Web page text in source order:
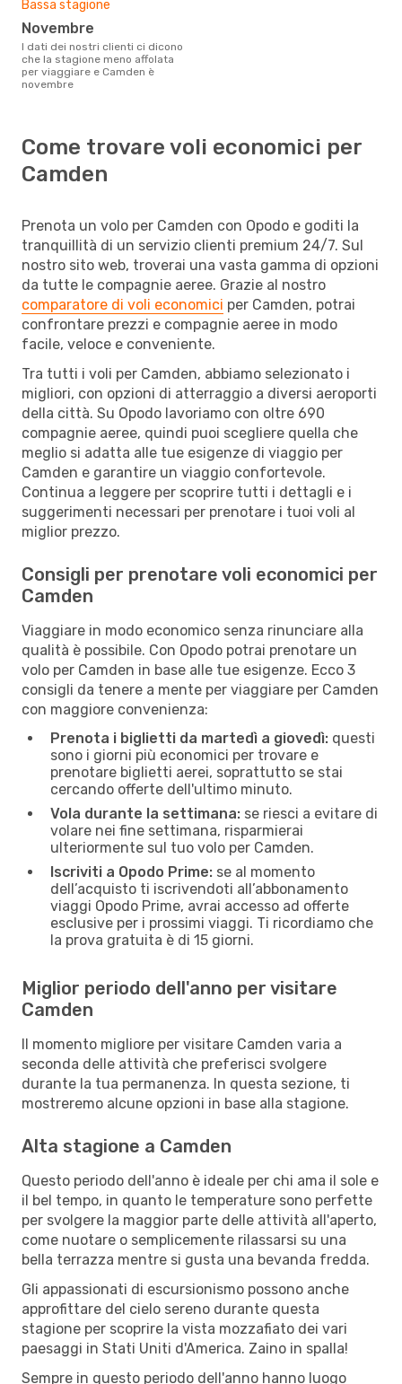
Bassa stagione
novembre
I dati dei nostri clienti ci dicono
che la stagione meno affolata
per viaggiare e Camden è
novembre
Come trovare voli economici per
Camden
Prenota un volo per Camden con Opodo e goditi la
tranquillità di un servizio clienti premium 24/7. Sul
nostro sito web, troverai una vasta gamma di opzioni
da tutte le compagnie aeree. Grazie al nostro
comparatore di voli economici per Camden, potrai
confrontare prezzi e compagnie aeree in modo
facile, veloce e conveniente.
Tra tutti i voli per Camden, abbiamo selezionato i
migliori, con opzioni di atterraggio a diversi aeroporti
della città. Su Opodo lavoriamo con oltre 690
compagnie aeree, quindi puoi scegliere quella che
meglio si adatta alle tue esigenze di viaggio per
Camden e garantire un viaggio confortevole.
Continua a leggere per scoprire tutti i dettagli e i
suggerimenti necessari per prenotare i tuoi voli al
miglior prezzo.
Consigli per prenotare voli economici per
Camden
Viaggiare in modo economico senza rinunciare alla
qualità è possibile. Con Opodo potrai prenotare un
volo per Camden in base alle tue esigenze. Ecco 3
consigli da tenere a mente per viaggiare per Camden
con maggiore convenienza:
Prenota i biglietti da martedì a giovedì: questi
sono i giorni più economici per trovare e
prenotare biglietti aerei, soprattutto se stai
cercando offerte dell'ultimo minuto.
Vola durante la settimana: se riesci a evitare di
volare nei fine settimana, risparmierai
ulteriormente sul tuo volo per Camden.
Iscriviti a Opodo Prime: se al momento
dell’acquisto ti iscrivendoti all’abbonamento
viaggi Opodo Prime, avrai accesso ad offerte
esclusive per i prossimi viaggi. Ti ricordiamo che
la prova gratuita è di 15 giorni.
Miglior periodo dell'anno per visitare
Camden
Il momento migliore per visitare Camden varia a
seconda delle attività che preferisci svolgere
durante la tua permanenza. In questa sezione, ti
mostreremo alcune opzioni in base alla stagione.
Alta stagione a Camden
Questo periodo dell'anno è ideale per chi ama il sole e
il bel tempo, in quanto le temperature sono perfette
per svolgere la maggior parte delle attività all'aperto,
come nuotare o semplicemente rilassarsi su una
bella terrazza mentre si gusta una bevanda fredda.
Gli appassionati di escursionismo possono anche
approfittare del cielo sereno durante questa
stagione per scoprire la vista mozzafiato dei vari
paesaggi in Stati Uniti d'America. Zaino in spalla!
Sempre in questo periodo dell'anno hanno luogo